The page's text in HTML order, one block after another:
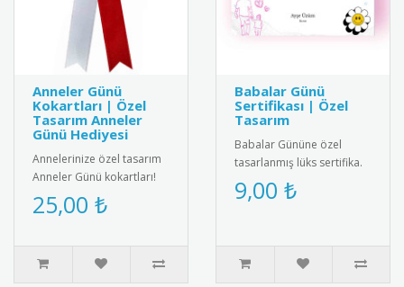
Anneler Günü
Kokartları | Özel
Tasarım Anneler
Günü Hediyesi
Annelerinize özel tasarım
Anneler Günü kokartları!
Kaliteli metal malzemeden
üretilmiş, "Dünyanın En..
25,00 ₺
Babalar Günü
Sertifikası | Özel
Tasarım
Babalar Gününe özel
tasarlanmış lüks sertifika.
Babaların emeklerini ve
sevgilerini taçlandıran şık ..
9,00 ₺